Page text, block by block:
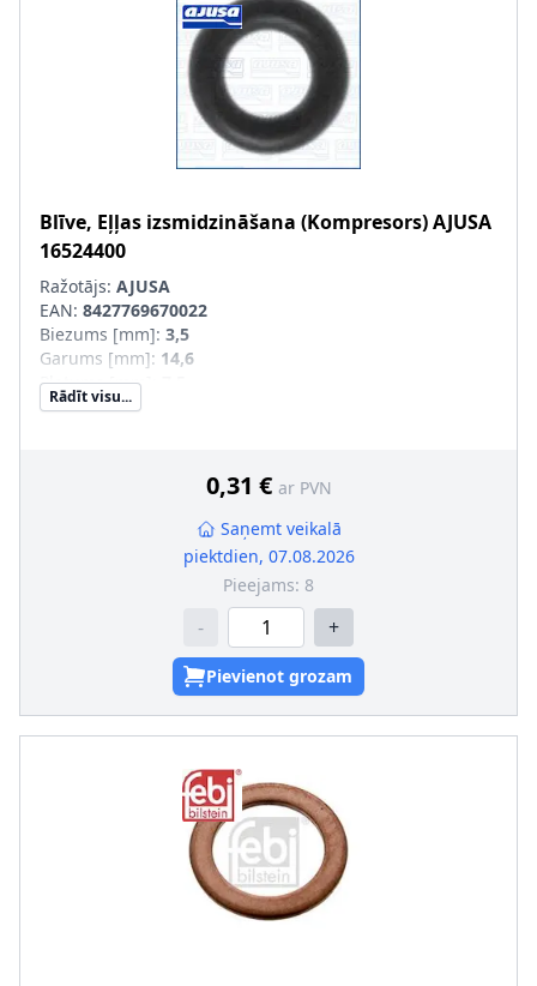
Blīve, Eļļas izsmidzināšana (Kompresors)AJUSA
16524400
Ražotājs: AJUSA
EAN: 8427769670022
Biezums [mm]: 3,5
Garums [mm]: 14,6
Platums [mm]
Rādīt visu...
0,31 € ar PVN
Saņemt veikalā
piektdien, 07.08.2026
Pieejams: 8
- +
Pievienot grozam